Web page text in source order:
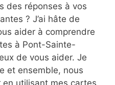
des réponses à vos
? J’ai hâte de
aider à comprendre
à Pont-Sainte-
de vous aider. Je
et ensemble, nous
en utilisant mes cartes